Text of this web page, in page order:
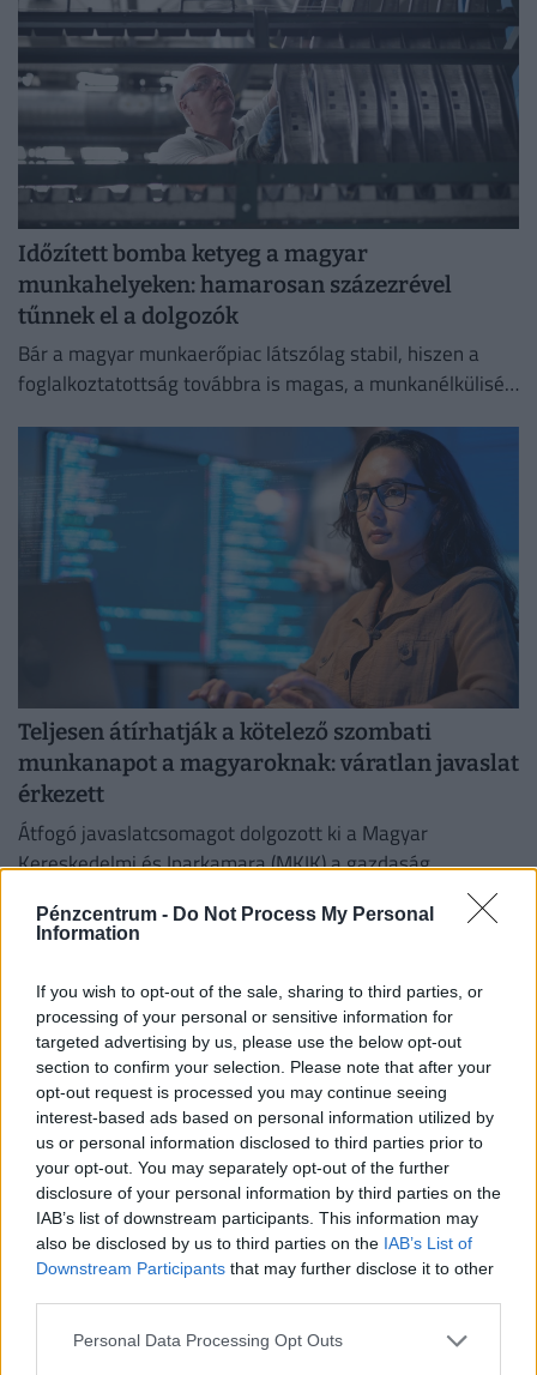
Pénzcentrum - Do Not Process My Personal
Information
If you wish to opt-out of the sale, sharing to third parties, or
processing of your personal or sensitive information for
targeted advertising by us, please use the below opt-out
section to confirm your selection. Please note that after your
opt-out request is processed you may continue seeing
interest-based ads based on personal information utilized by
us or personal information disclosed to third parties prior to
your opt-out. You may separately opt-out of the further
disclosure of your personal information by third parties on the
IAB’s list of downstream participants. This information may
also be disclosed by us to third parties on the IAB’s List of
Downstream Participants that may further disclose it to other
Personal Data Processing Opt Outs
Időzített bomba ketyeg a magyar
munkahelyeken: hamarosan százezrével
tűnnek el a dolgozók
Bár a magyar munkaerőpiac látszólag stabil, hiszen a
foglalkoztatottság továbbra is magas, a munkanélküliség
Teljesen átírhatják a kötelező szombati
munkanapot a magyaroknak: váratlan javaslat
érkezett
Átfogó javaslatcsomagot dolgozott ki a Magyar
Kereskedelmi és Iparkamara (MKIK) a gazdaság
működőképességének megőrzése és az energiaválság
kezelése érdekében.
900 ezres a fizetés átlagosan ennél a hazai
vállalatnál: sok álláshoz még tapasztalat sem
kell
Heti összefoglaló a Pénzcentrum legolvasottabb
cikkeiből: ezek a témák mozgatták meg leginkább az